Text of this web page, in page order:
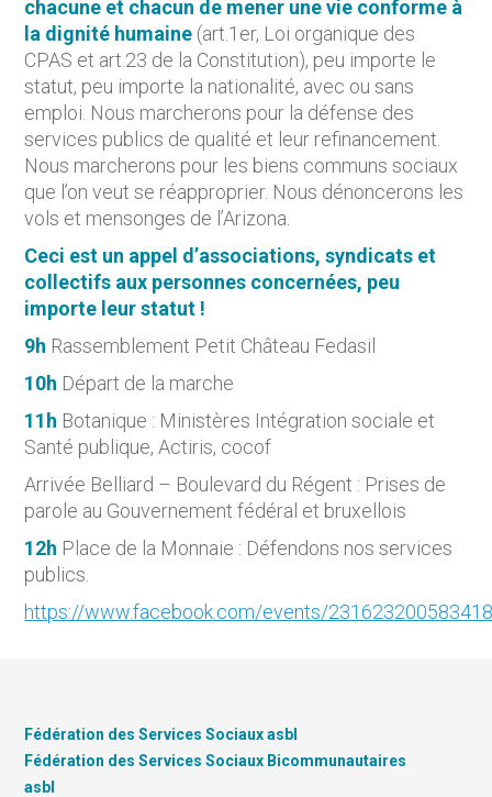
chacune et chacun de mener une vie conforme à
la dignité humaine (art.1er, Loi organique des
CPAS et art.23 de la Constitution), peu importe le
statut, peu importe la nationalité, avec ou sans
emploi. Nous marcherons pour la défense des
services publics de qualité et leur refinancement.
Nous marcherons pour les biens communs sociaux
que l’on veut se réapproprier. Nous dénoncerons les
vols et mensonges de l’Arizona.
Ceci est un appel d’associations, syndicats et
collectifs aux personnes concernées, peu
importe leur statut !
9h Rassemblement Petit Château Fedasil
10h Départ de la marche
11h Botanique : Ministères Intégration sociale et
Santé publique, Actiris, cocof
Arrivée Belliard – Boulevard du Régent : Prises de
parole au Gouvernement fédéral et bruxellois
12h Place de la Monnaie : Défendons nos services
publics.
https://www.facebook.com/events/
Fédération des Services Sociaux asbl
Fédération des Services Sociaux Bicommunautaires
asbl